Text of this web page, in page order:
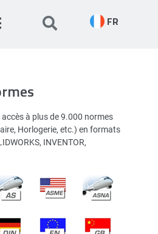
FR
à plus de 9.000 normes
Horlogerie, etc.) en formats
INVENTOR,